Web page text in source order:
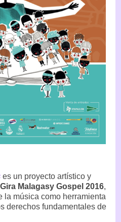
es un proyecto artístico y
Gira Malagasy Gospel 2016,
la música como herramienta
derechos fundamentales de